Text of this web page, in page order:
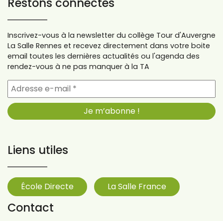
Inscrivez-vous à la newsletter du collège Tour d'Auvergne
La Salle Rennes et recevez directement dans votre boite
email toutes les dernières actualités ou l'agenda des
rendez-vous à ne pas manquer à la TA
Liens utiles
École Directe La Salle France
Contact